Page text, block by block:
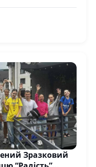
Зразковий